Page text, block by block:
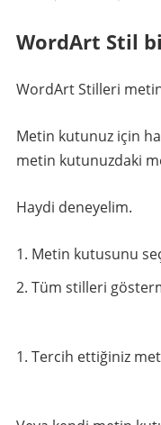
WordArt Stil
WordArt Stilleri
Metin kutunuz için
metin kutunuzdaki
Haydi deneyelim.
Metin kutusunu
Tüm stilleri
Tercih ettiğiniz